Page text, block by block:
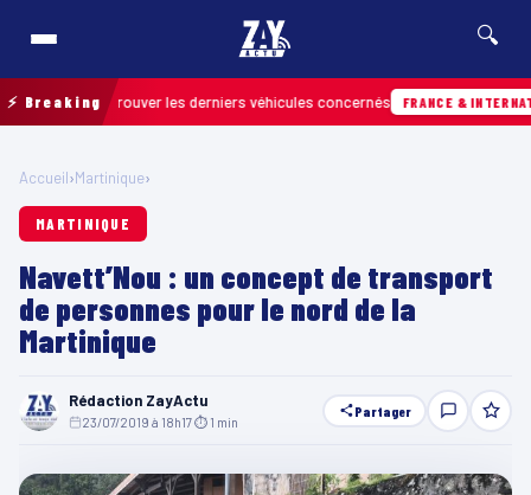
🔍
⚡ Breaking
retrouver les derniers véhicules concernés FRANCE & INTERNATIONALE
Accueil›Martinique›
MARTINIQUE
Navett’Nou : un concept de transport
de personnes pour le nord de la
Martinique
Rédaction ZayActu
23/07/2019 à 18h17⏱ 1 min
Partager